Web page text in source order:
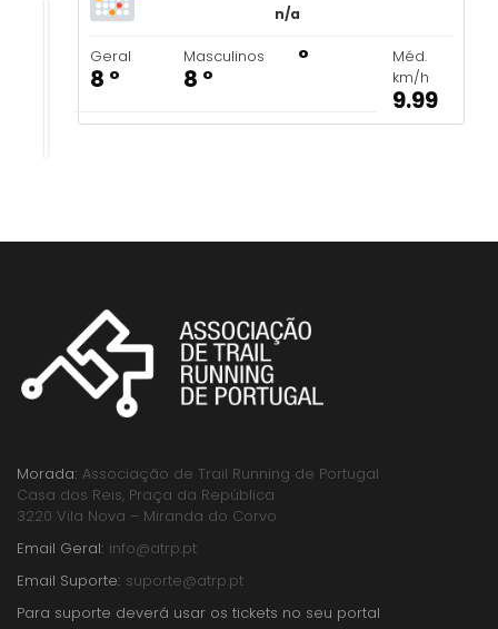
n/a
Geral
8 º
Masculinos
8 º
º
Méd.
km/h
9.99
Morada: Associação de Trail Running de Portugal
Casa dos Reis, Praça da República
3220 Vila Nova – Miranda do Corvo
Email Geral: info@atrp.pt
Email Suporte: suporte@atrp.pt
Para suporte deverá usar os tickets no seu portal